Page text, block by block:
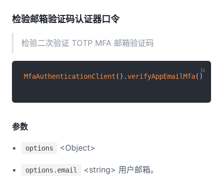
检验邮箱验证码认证器口令
检验二次验证 TOTP MFA 邮箱验证码
MfaAuthenticationClient ( ) .verifyAppEmailMfa( )
参数
options <Object>
options.email <string> 用户邮箱。